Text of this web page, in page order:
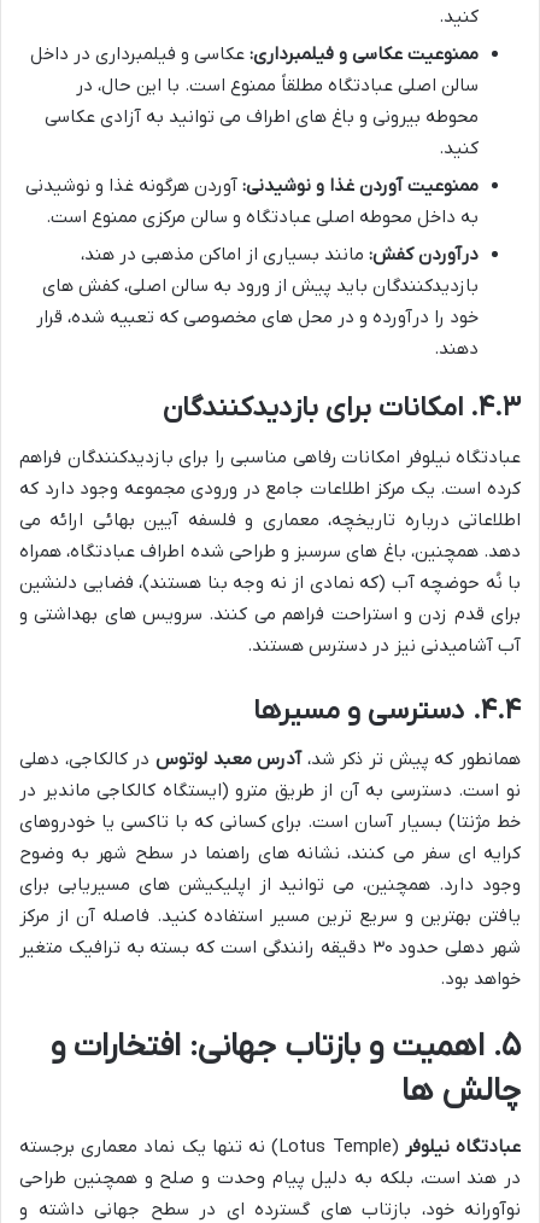
کنید.
ممنوعیت عکاسی و فیلمبرداری: عکاسی و فیلمبرداری در داخل
سالن اصلی عبادتگاه مطلقاً ممنوع است. با این حال، در
محوطه بیرونی و باغ های اطراف می توانید به آزادی عکاسی
کنید.
ممنوعیت آوردن غذا و نوشیدنی: آوردن هرگونه غذا و نوشیدنی
به داخل محوطه اصلی عبادتگاه و سالن مرکزی ممنوع است.
درآوردن کفش: مانند بسیاری از اماکن مذهبی در هند،
بازدیدکنندگان باید پیش از ورود به سالن اصلی، کفش های
خود را درآورده و در محل های مخصوصی که تعبیه شده، قرار
دهند.
۴.۳. امکانات برای بازدیدکنندگان
عبادتگاه نیلوفر امکانات رفاهی مناسبی را برای بازدیدکنندگان فراهم
کرده است. یک مرکز اطلاعات جامع در ورودی مجموعه وجود دارد که
اطلاعاتی درباره تاریخچه، معماری و فلسفه آیین بهائی ارائه می
دهد. همچنین، باغ های سرسبز و طراحی شده اطراف عبادتگاه، همراه
با نُه حوضچه آب (که نمادی از نه وجه بنا هستند)، فضایی دلنشین
برای قدم زدن و استراحت فراهم می کنند. سرویس های بهداشتی و
آب آشامیدنی نیز در دسترس هستند.
۴.۴. دسترسی و مسیرها
همانطور که پیش تر ذکر شد،آدرس معبد لوتوس در کالکاجی، دهلی
نو است. دسترسی به آن از طریق مترو (ایستگاه کالکاجی ماندیر در
خط مژنتا) بسیار آسان است. برای کسانی که با تاکسی یا خودروهای
کرایه ای سفر می کنند، نشانه های راهنما در سطح شهر به وضوح
وجود دارد. همچنین، می توانید از اپلیکیشن های مسیریابی برای
یافتن بهترین و سریع ترین مسیر استفاده کنید. فاصله آن از مرکز
شهر دهلی حدود ۳۰ دقیقه رانندگی است که بسته به ترافیک متغیر
خواهد بود.
۵. اهمیت و بازتاب جهانی: افتخارات و
چالش ها
عبادتگاه نیلوفر
(Lotus Temple) نه تنها یک نماد معماری برجسته
در هند است، بلکه به دلیل پیام وحدت و صلح و همچنین طراحی
نوآورانه خود، بازتاب های گسترده ای در سطح جهانی داشته و